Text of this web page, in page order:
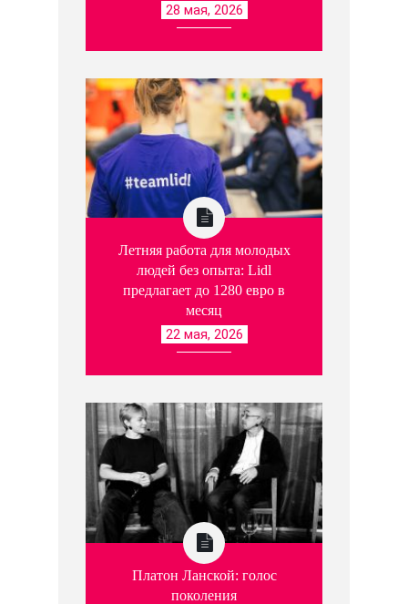
28 мая, 2026
Летняя работа для молодых
людей без опыта: Lidl
предлагает до 1280 евро в
месяц
22 мая, 2026
Платон Ланской: голос
поколения